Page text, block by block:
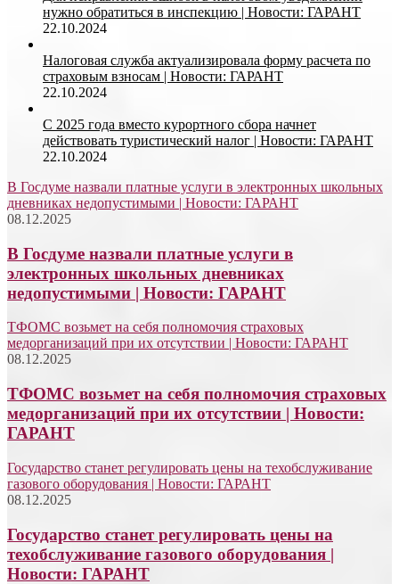
нужно обратиться в инспекцию | Новости: ГАРАНТ
22.10.2024
Налоговая служба актуализировала форму расчета по
страховым взносам | Новости: ГАРАНТ
22.10.2024
С 2025 года вместо курортного сбора начнет
действовать туристический налог | Новости: ГАРАНТ
22.10.2024
В Госдуме назвали платные услуги в электронных школьных
дневниках недопустимыми | Новости: ГАРАНТ
08.12.2025
В Госдуме назвали платные услуги в
электронных школьных дневниках
недопустимыми | Новости: ГАРАНТ
ТФОМС возьмет на себя полномочия страховых
медорганизаций при их отсутствии | Новости: ГАРАНТ
08.12.2025
ТФОМС возьмет на себя полномочия страховых
медорганизаций при их отсутствии | Новости:
ГАРАНТ
Государство станет регулировать цены на техобслуживание
газового оборудования | Новости: ГАРАНТ
08.12.2025
Государство станет регулировать цены на
техобслуживание газового оборудования |
Новости: ГАРАНТ